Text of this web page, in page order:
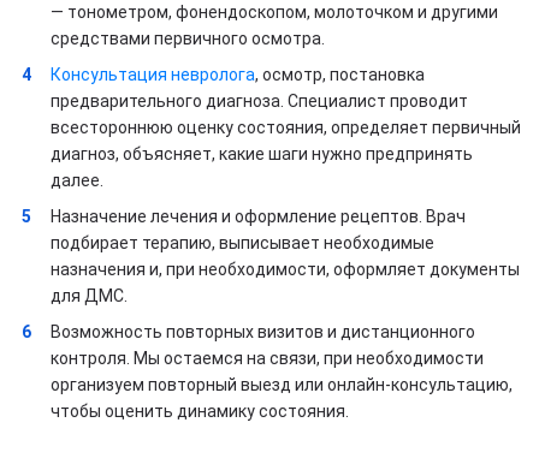
— тонометром, фонендоскопом, молоточком и другими
средствами первичного осмотра.
Консультация невролога, осмотр, постановка
предварительного диагноза. Специалист проводит
всестороннюю оценку состояния, определяет первичный
диагноз, объясняет, какие шаги нужно предпринять
далее.
Назначение лечения и оформление рецептов. Врач
подбирает терапию, выписывает необходимые
назначения и, при необходимости, оформляет документы
для ДМС.
Возможность повторных визитов и дистанционного
контроля. Мы остаемся на связи, при необходимости
организуем повторный выезд или онлайн-консультацию,
чтобы оценить динамику состояния.